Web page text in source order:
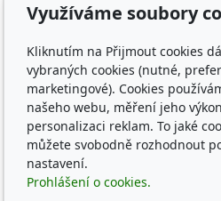
Oblíbené odkazy
Katalog filtrů MANN
KDFILTER.CZ
FILTR-FILTRY.CZ
FILTER-FILTERS.EU
Vyhledávání filtrů podle
Sledujte nás
Využíváme soubory
Kliknutím na Přijmout cookies
vybraných cookies (nutné,
marketingové). Cookies
našeho webu, měření jeho
personalizaci reklam. To jaké
můžete svobodně rozhodnout
nastavení.
Prohlášení o cookies.